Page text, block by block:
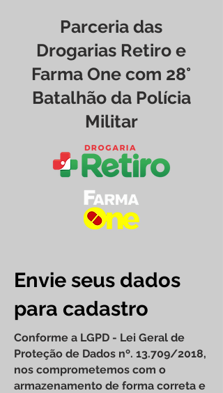
Parceria das
Drogarias Retiro e
Farma One com 28°
Batalhão da Polícia
Militar
Envie seus dados
para cadastro
Conforme a LGPD - Lei Geral de
Proteção de Dados nº. 13.709/2018,
nos comprometemos com o
armazenamento de forma correta e